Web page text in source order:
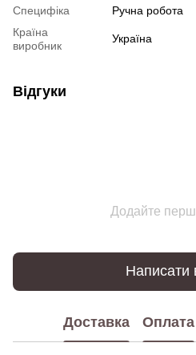
Специфіка
Ручна робота
Країна
виробник
Україна
Відгуки
Додайте
Написати
Доставка Оплата